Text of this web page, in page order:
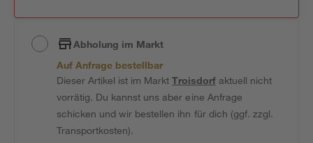
Abholung im Markt
Auf Anfrage bestellbar
Dieser Artikel ist im MarktTroisdorfaktuell nicht
vorrätig. Du kannst uns aber eine Anfrage
schicken und wir bestellen ihn für dich (ggf. zzgl.
Transportkosten).